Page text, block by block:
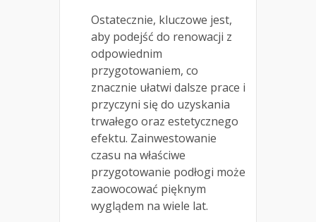
Ostatecznie, kluczowe jest,
aby podejść do renowacji z
odpowiednim
przygotowaniem, co
znacznie ułatwi dalsze prace i
przyczyni się do uzyskania
trwałego oraz estetycznego
efektu. Zainwestowanie
czasu na właściwe
przygotowanie podłogi może
zaowocować pięknym
wyglądem na wiele lat.